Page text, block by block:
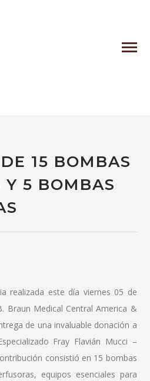
15 BOMBAS
Y 5 BOMBAS
realizada este día viernes 05 de
Braun Medical Central America &
de una invaluable donación a
Fray Flavián Mucci –
consistió en 15 bombas
equipos esenciales para